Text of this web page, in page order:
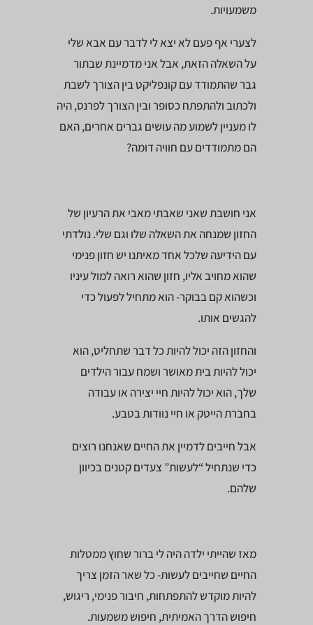
משמעויות.
לצערי אף פעם לא יצא לי לדבר עם אבא שלי
על השאלה הזאת, אבל אני מדמיינת שבתור
גבר שהתמודד עם קונפליקט בין הצורך לשבת
ולכתוב ולהתפתח כסופר ובין הצורך לפרנס, היה
לו מעניין לשמוע מה עושים גברים אחרים, האם
הם מתמודדים עם חוויה דומה?
אני חושבת שאני שאבתי מאבי את הרעיון של
החזון שמנחה את השאלה שלו וגם שלי. נולדתי
עם הידיעה שלכל אחד מאיתנו יש חזון פנימי
שהוא מחויב אליו, חזון שהוא רואה למול עיניו
וכשהוא קם בבוקר- הוא מתחיל לפעול כדי
להגשים אותו.
והחזון הזה יכול להיות כל דבר שתחליט, הוא
יכול להיות בית מאושר ושמח עבור הילדים
שלך, הוא יכול להיות חיי יצירה או עבודה
בחברת הייטק או חיי נוודות בטבע.
אבל חייבים לדמיין את החיים שאנחנו רוצים
כדי שנתחיל “לעשות” צעדים קטנים בכיוון
שלהם.
מאז שהייתי ילדה היה לי ברור שחוץ ממטלות
החיים שחייבים לעשות- כל שאר הזמן צריך
להיות מוקדש להתפתחות, חיבור פנימי, ריגוש,
חיפוש הדרך האמיתית, חיפוש משמעות.